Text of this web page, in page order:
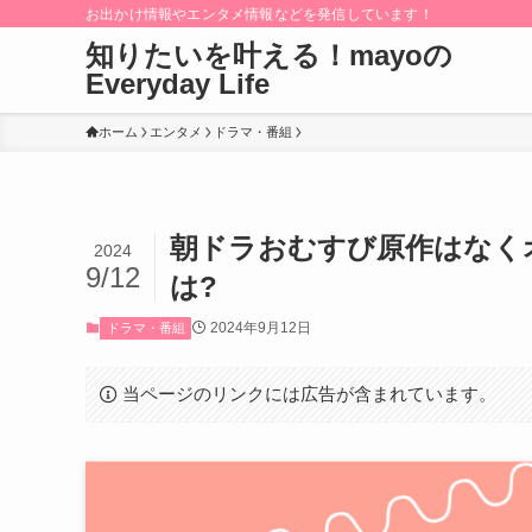
お出かけ情報やエンタメ情報などを発信しています！
知りたいを叶える！mayoの
Everyday Life
ホーム エンタメ ドラマ・番組
朝ドラおむすび原作はな
は?
2024
9/12
ドラマ・番組 2024年9月12日
当ページのリンクには広告が含まれています。